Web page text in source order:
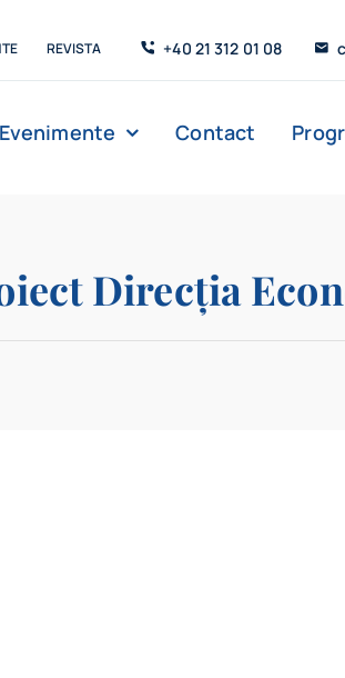
REVISTA +40 21 312 01 08
Evenimente Contact
Direcția